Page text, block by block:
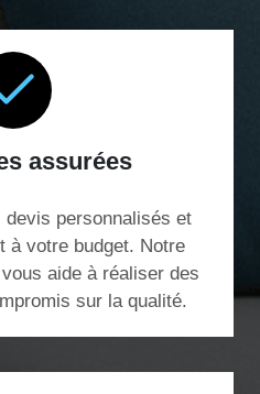
assurées
personnalisés et
à votre budget. Notre
aide à réaliser des
sur la qualité.